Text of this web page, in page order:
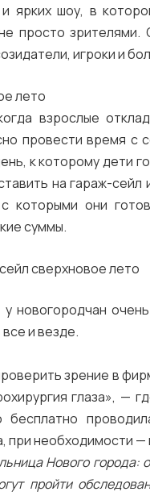
и ярких шоу, в
просто зрителями.
игроки и
взрослые
провести время с
к которому дети
на гараж-сейл
которыми они
суммы.
у новогородчан
и везде.
зрение в
глаза», —
бесплатно
при необходимости
Нового города:
пройти